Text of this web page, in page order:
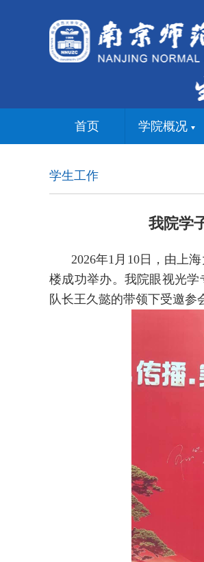
首页 学院概况
学生工作
我院学
2026年1月10日，由上
楼成功举办。我院眼视光
队长王久懿的带领下受邀参